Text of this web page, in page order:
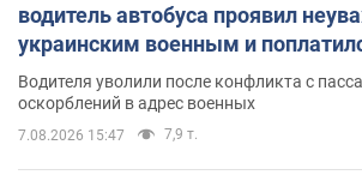
водитель автобуса проявил
украинским военным и
Водителя уволили после конфликта с
оскорблений в адрес военных
7.08.2026 15:47 7,9 т.